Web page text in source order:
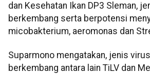
dan Kesehatan Ikan DP3 Sleman,
berkembang serta berpotensi
micobakterium, aeromonas dan
Suparmono mengatakan, jenis
berkembang antara lain TiLV dan